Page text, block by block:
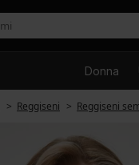
Donna
Reggiseni Reggiseni